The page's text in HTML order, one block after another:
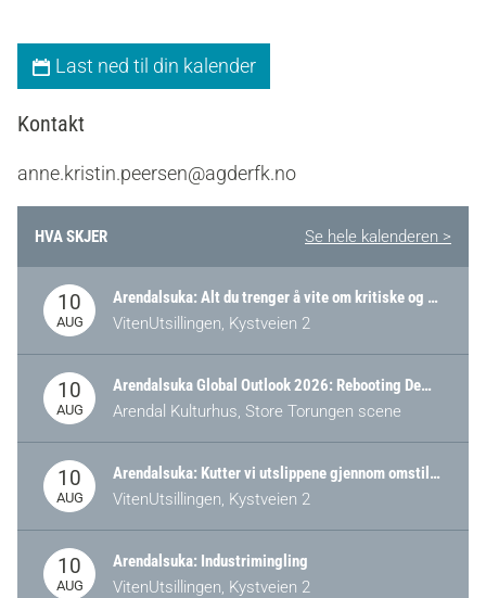
Last ned til din kalender
Kontakt
anne.kristin.peersen@agderfk.no
HVA SKJER Se hele kalenderen >
10
AUG
Arendalsuka: Alt du trenger å vite om kritiske og strategiske verdikjeder i Norge
VitenUtsillingen, Kystveien 2
10
AUG
Arendalsuka Global Outlook 2026: Rebooting Democracy for a New World Order
Arendal Kulturhus, Store Torungen scene
10
AUG
Arendalsuka: Kutter vi utslippene gjennom omstilling – eller tap av industri?
VitenUtsillingen, Kystveien 2
10
AUG
Arendalsuka: Industrimingling
VitenUtsillingen, Kystveien 2